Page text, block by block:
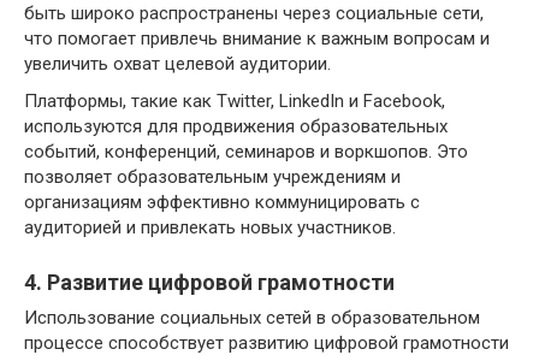
быть широко распространены через социальные сети,
что помогает привлечь внимание к важным вопросам и
увеличить охват целевой аудитории.
Платформы, такие как Twitter, LinkedIn и Facebook,
используются для продвижения образовательных
событий, конференций, семинаров и воркшопов. Это
позволяет образовательным учреждениям и
организациям эффективно коммуницировать с
аудиторией и привлекать новых участников.
4. Развитие цифровой грамотности
Использование социальных сетей в образовательном
процессе способствует развитию цифровой грамотности